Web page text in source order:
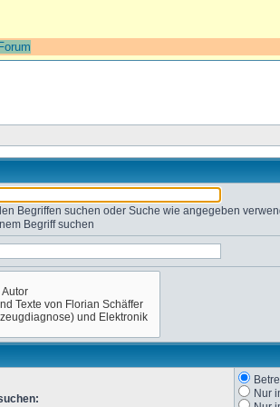
Forum
Begriffen suchen oder Suche wie angegeben
Begriff suchen
Nur